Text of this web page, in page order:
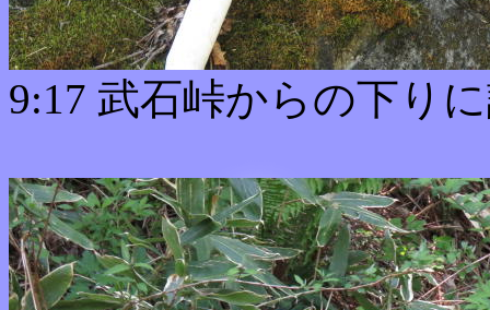
9:17 武石峠からの下り